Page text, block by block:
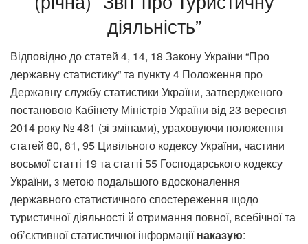
діяльність”
Відповідно до статей 4, 14, 18 Закону України “Про
державну статистику” та пункту 4 Положення про
Державну службу статистики України, затвердженого
постановою Кабінету Міністрів України від 23 вересня
2014 року № 481 (зі змінами), ураховуючи положення
статей 80, 81, 95 Цивільного кодексу України, частини
восьмої статті 19 та статті 55 Господарського кодексу
України, з метою подальшого вдосконалення
державного статистичного спостереження щодо
туристичної діяльності й отримання повної, всебічної та
об’єктивної статистичної інформаціїнаказую: